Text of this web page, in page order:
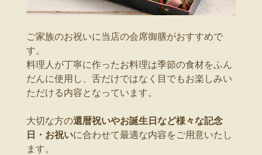
ご家族のお祝いに当店の会席御膳がおすすめで
す。
料理人が丁寧に作ったお料理は季節の食材をふん
だんに使用し、舌だけではなく目でもお楽しみい
ただける内容となっています。
大切な方の還暦祝いやお誕生日など様々な記念
日・お祝いに合わせて最適な内容をご用意いたし
ます。